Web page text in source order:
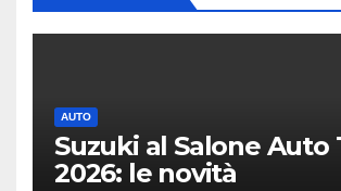
AUTO
Suzuki al Salone Auto
2026: le novità